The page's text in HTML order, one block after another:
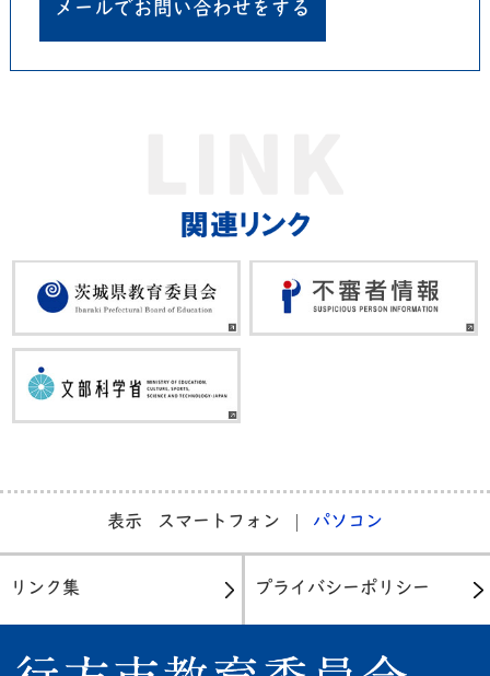
メールでお問い合わせをする
表示 スマートフォン パソコン
リンク集 プライバシーポリシー